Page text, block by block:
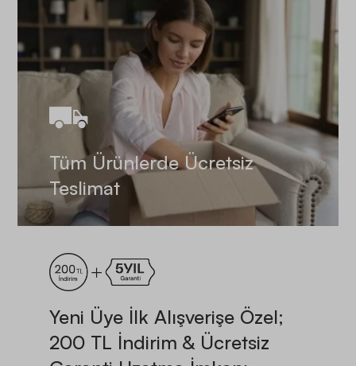
Tüm Ürünlerde Ücretsiz
Teslimat
Yeni Üye İlk Alışverişe Özel;
200 TL İndirim & Ücretsiz